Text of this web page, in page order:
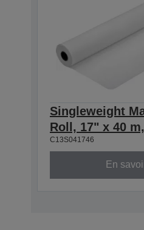
Singleweight
Roll, 17" x 40
C13S041746
En